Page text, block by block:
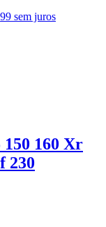
sem juros
160 Xr
230